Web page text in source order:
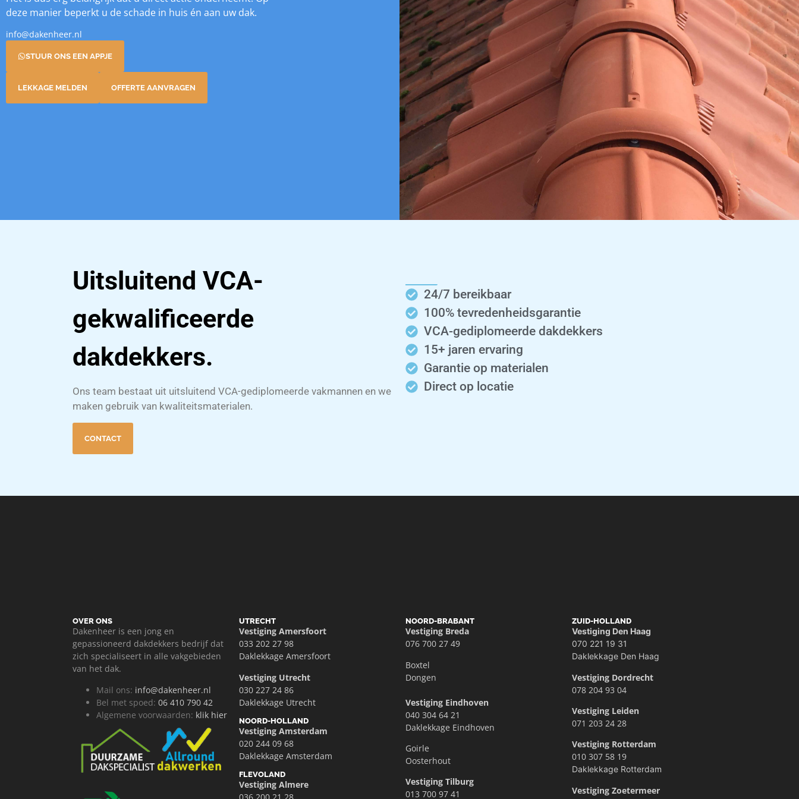
deze manier beperkt u de schade in huis én aan uw dak.
info@dakenheer.nl
STUUR ONS EEN APPJE
LEKKAGE MELDEN OFFERTE AANVRAGEN
Uitsluitend VCA-
gekwalificeerde
dakdekkers.
Ons team bestaat uit uitsluitend VCA-gediplomeerde vakmannen en we
maken gebruik van kwaliteitsmaterialen.
CONTACT
24/7 bereikbaar
100% tevredenheidsgarantie
VCA-gediplomeerde dakdekkers
15+ jaren ervaring
Garantie op materialen
Direct op locatie
OVER ONS
Dakenheer is een jong en
gepassioneerd dakdekkers bedrijf dat
zich specialiseert in alle vakgebieden
van het dak.
Mail ons: info@dakenheer.nl
Bel met spoed: 06 410 790 42
Algemene voorwaarden: klik hier
UTRECHT
Vestiging Amersfoort
033 202 27 98
Daklekkage Amersfoort
Vestiging Utrecht
030 227 24 86
Daklekkage Utrecht
NOORD-HOLLAND
Vestiging Amsterdam
020 244 09 68
Daklekkage Amsterdam
FLEVOLAND
Vestiging Almere
NOORD-BRABANT
Vestiging Breda
076 700 27 49
Boxtel
Dongen
Vestiging Eindhoven
040 304 64 21
Daklekkage Eindhoven
Goirle
Oosterhout
Vestiging Tilburg
013 700 97 41
ZUID-HOLLAND
Vestiging Den Haag
070 221 19 31
Daklekkage Den Haag
Vestiging Dordrecht
078 204 93 04
Vestiging Leiden
071 203 24 28
Vestiging Rotterdam
010 307 58 19
Daklekkage Rotterdam
Vestiging Zoetermeer